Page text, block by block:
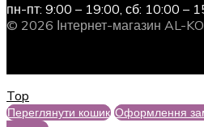
пн-пт: 9:00 – 19:00, сб: 10:00 –
© 2026 Інтернет-магазин AL-KO
Top
Переглянути кошик Оформлення